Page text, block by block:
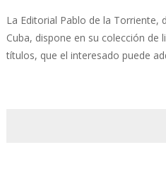
La Editorial Pablo de la Torriente,
Cuba, dispone en su colección de
títulos, que el interesado puede